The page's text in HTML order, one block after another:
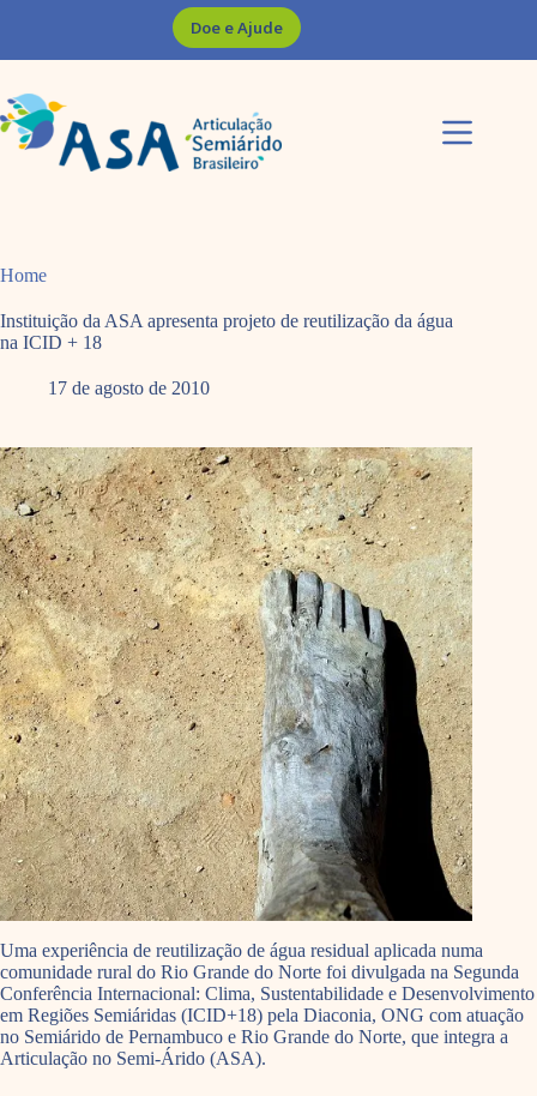
Doe e Ajude
Home
Instituição da ASA apresenta projeto de reutilização da água
na ICID + 18
17 de agosto de 2010
Uma experiência de reutilização de água residual aplicada numa
comunidade rural do Rio Grande do Norte foi divulgada na Segunda
Conferência Internacional: Clima, Sustentabilidade e Desenvolvimento
em Regiões Semiáridas (ICID+18) pela Diaconia, ONG com atuação
no Semiárido de Pernambuco e Rio Grande do Norte, que integra a
Articulação no Semi-Árido (ASA).